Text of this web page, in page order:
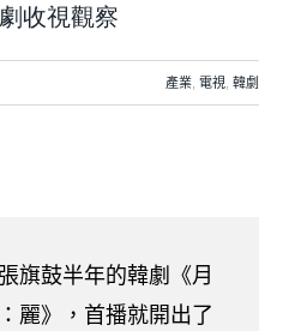
收視觀察
產業 電視 韓劇
旗鼓半年的韓劇《月
麗》，首播就開出了